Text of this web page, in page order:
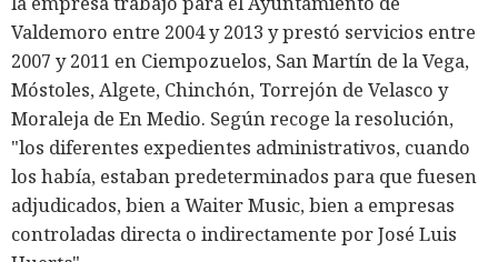
Valdemoro entre 2004 y 2013 y prestó servicios entre
2007 y 2011 en Ciempozuelos, San Martín de la Vega,
Móstoles, Algete, Chinchón, Torrejón de Velasco y
Moraleja de En Medio. Según recoge la resolución,
"los diferentes expedientes administrativos, cuando
los había, estaban predeterminados para que fuesen
adjudicados, bien a Waiter Music, bien a empresas
controladas directa o indirectamente por José Luis